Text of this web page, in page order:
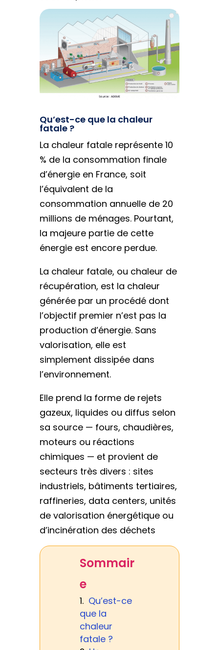
Qu’est-ce que la chaleur
fatale ?
La chaleur fatale représente 10
% de la consommation finale
d’énergie en France, soit
l’équivalent de la
consommation annuelle de 20
millions de ménages. Pourtant,
la majeure partie de cette
énergie est encore perdue.
La chaleur fatale, ou chaleur de
récupération, est la chaleur
générée par un procédé dont
l’objectif premier n’est pas la
production d’énergie. Sans
valorisation, elle est
simplement dissipée dans
l’environnement.
Elle prend la forme de rejets
gazeux, liquides ou diffus selon
sa source — fours, chaudières,
moteurs ou réactions
chimiques — et provient de
secteurs très divers : sites
industriels, bâtiments tertiaires,
raffineries, data centers, unités
de valorisation énergétique ou
d’incinération des déchets
Sommair
e
Qu’est-ce
que la
chaleur
fatale ?